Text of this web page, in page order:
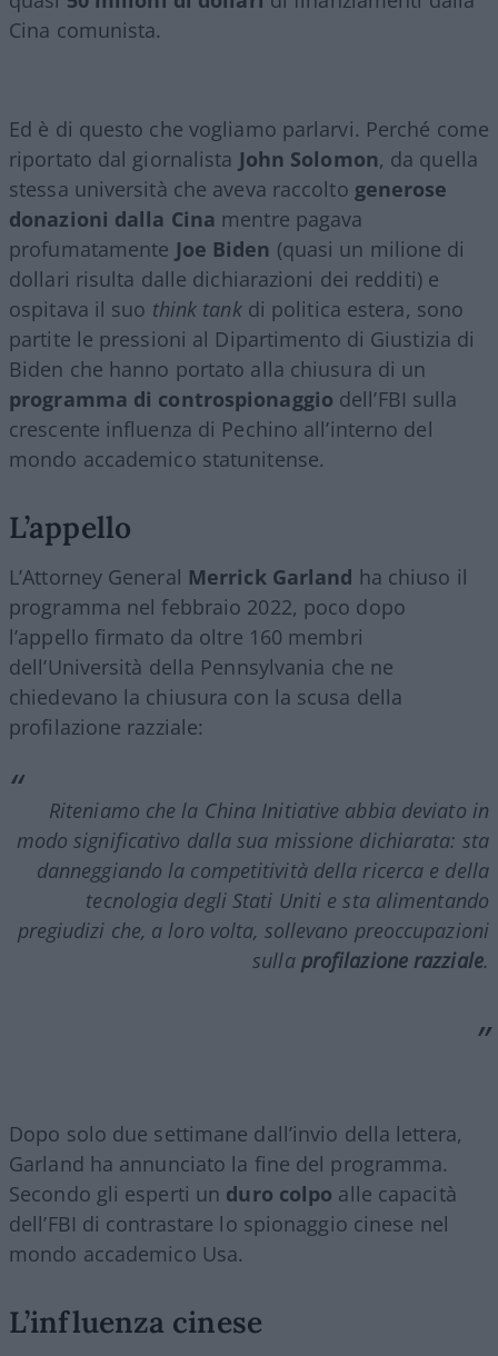
Cina comunista.
Ed è di questo che vogliamo parlarvi. Perché come
riportato dal giornalista John Solomon, da quella
stessa università che aveva raccolto generose
donazioni dalla Cina mentre pagava
profumatamente Joe Biden (quasi un milione di
dollari risulta dalle dichiarazioni dei redditi) e
ospitava il suo think tankdi politica estera, sono
partite le pressioni al Dipartimento di Giustizia di
Biden che hanno portato alla chiusura di un
programma di controspionaggio dell’FBI sulla
crescente influenza di Pechino all’interno del
mondo accademico statunitense.
L’appello
L’Attorney General Merrick Garland ha chiuso il
programma nel febbraio 2022, poco dopo
l’appello firmato da oltre 160 membri
dell’Università della Pennsylvania che ne
chiedevano la chiusura con la scusa della
profilazione razziale:
Riteniamo che la China Initiative abbia deviato in
modo significativo dalla sua missione dichiarata: sta
danneggiando la competitività della ricerca e della
tecnologia degli Stati Uniti e sta alimentando
pregiudizi che, a loro volta, sollevano preoccupazioni
sulla profilazione razziale.
Dopo solo due settimane dall’invio della lettera,
Garland ha annunciato la fine del programma.
Secondo gli esperti un duro colpo alle capacità
dell’FBI di contrastare lo spionaggio cinese nel
mondo accademico Usa.
L’influenza cinese